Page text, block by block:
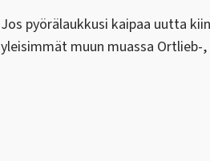
Jos pyörälaukkusi kaipaa uutta
yleisimmät muun muassa